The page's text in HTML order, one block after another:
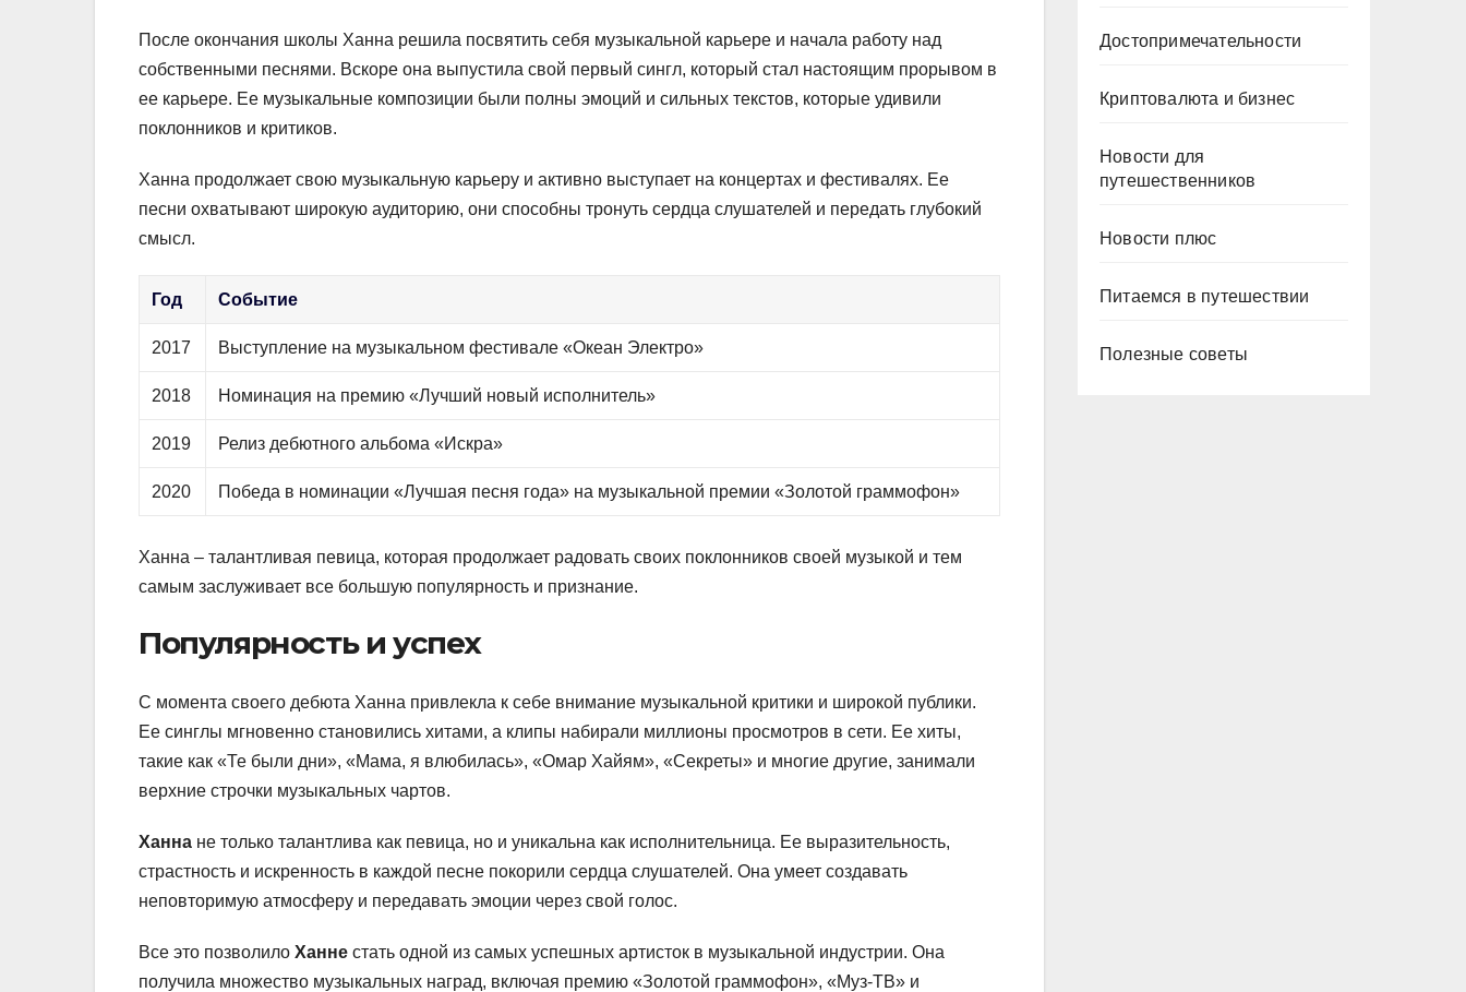
После окончания школы Ханна решила посвятить себя музыкальной карьере и начала работу над
собственными песнями. Вскоре она выпустила свой первый сингл, который стал настоящим прорывом в
ее карьере. Ее музыкальные композиции были полны эмоций и сильных текстов, которые удивили
поклонников и критиков.
Ханна продолжает свою музыкальную карьеру и активно выступает на концертах и фестивалях. Ее
песни охватывают широкую аудиторию, они способны тронуть сердца слушателей и передать глубокий
смысл.
Год Событие
2017 Выступление на музыкальном фестивале «Океан Электро»
2018 Номинация на премию «Лучший новый исполнитель»
2019 Релиз дебютного альбома «Искра»
2020 Победа в номинации «Лучшая песня года» на музыкальной премии «Золотой граммофон»
Ханна – талантливая певица, которая продолжает радовать своих поклонников своей музыкой и тем
самым заслуживает все большую популярность и признание.
Популярность и успех
С момента своего дебюта Ханна привлекла к себе внимание музыкальной критики и широкой публики.
Ее синглы мгновенно становились хитами, а клипы набирали миллионы просмотров в сети. Ее хиты,
такие как «Те были дни», «Мама, я влюбилась», «Омар Хайям», «Секреты» и многие другие, занимали
верхние строчки музыкальных чартов.
Ханна не только талантлива как певица, но и уникальна как исполнительница. Ее выразительность,
страстность и искренность в каждой песне покорили сердца слушателей. Она умеет создавать
неповторимую атмосферу и передавать эмоции через свой голос.
Все это позволило Ханне стать одной из самых успешных артисток в музыкальной индустрии. Она
получила множество музыкальных наград, включая премию «Золотой граммофон», «Муз-ТВ» и
Достопримечательности
Криптовалюта и бизнес
Новости для
путешественников
Новости плюс
Питаемся в путешествии
Полезные советы